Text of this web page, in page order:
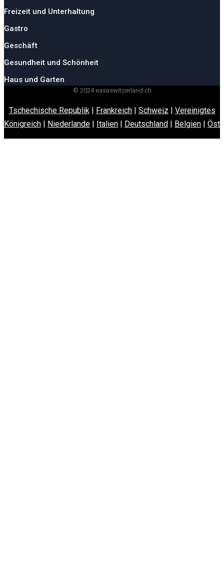
Freizeit und Unterhaltung
Gastro
Geschäft
Gesundheit und Schönheit
Haus und Garten
© 2024 easaswitzerland.ch
Tschechische Republik| Frankreich| Schweiz
Vereinigtes
Königreich
Niederlande Italien Deutschland Belgien